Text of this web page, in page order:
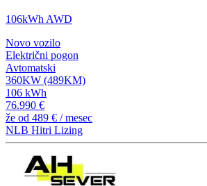
106kWh AWD
Novo vozilo
Električni pogon
Avtomatski
360KW (489KM)
106 kWh
76.990 €
že od 489 € / mesec
NLB Hitri Lizing